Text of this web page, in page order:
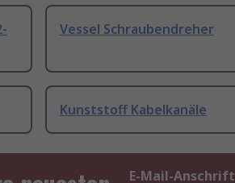
Vessel Schraubendreher
Kunststoff Kabelkanäle
E-Mail-Anschrift